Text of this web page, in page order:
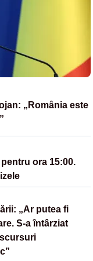
„România este
ora 15:00.
„Ar putea fi
S-a întârziat